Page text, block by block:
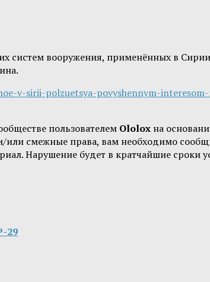
систем вооружения, применённых в
v-sirii-polzuetsya-povyshennym-
пользователем Ololox на
или смежные права, вам необходимо
Нарушение будет в кратчайшие сроки
29